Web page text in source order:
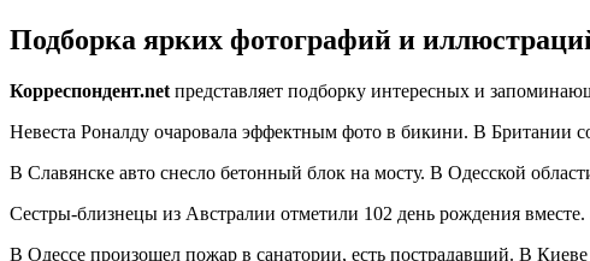
Подборка ярких фотографий и
Корреспондент.net представляет подборку интересных и
Невеста Роналду очаровала эффектным фото в бикини. В Британии
В Славянске авто снесло бетонный блок на мосту. В Одесской
Сестры-близнецы из Австралии отметили 102 день рождения
В Одессе произошел пожар в санатории, есть пострадавший. В